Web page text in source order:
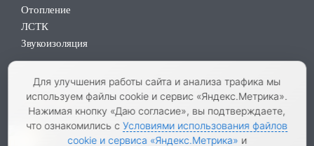
0
Отопление
ЛСТК
Звукоизоляция
Карта сайта
Разработка сайтов в Крыму
Для улучшения работы сайта и анализа трафика мы
используем файлы cookie и сервис «Яндекс.Метрика».
Нажимая кнопку «Даю согласие», вы подтверждаете,
что ознакомились сУсловиями использования файлов
cookie и сервиса «Яндекс.Метрика» и